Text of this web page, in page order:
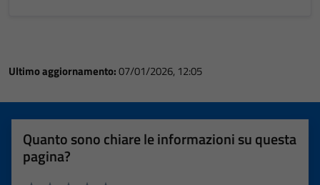
Ultimo aggiornamento:07/01/2026, 12:05
Quanto sono chiare le informazioni su questa
pagina?